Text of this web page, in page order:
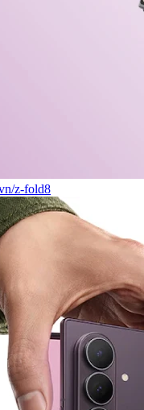
z-fold8